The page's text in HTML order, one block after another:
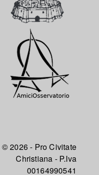
© 2026 - Pro Civitate
Christiana - P.Iva
00164990541